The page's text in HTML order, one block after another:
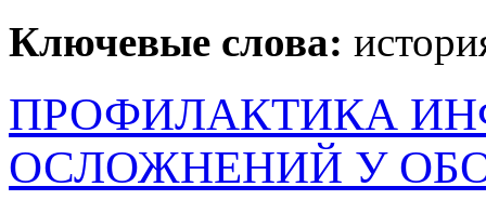
Ключевые слова:
ПРОФИЛАКТИКА
ОСЛОЖНЕНИЙ У